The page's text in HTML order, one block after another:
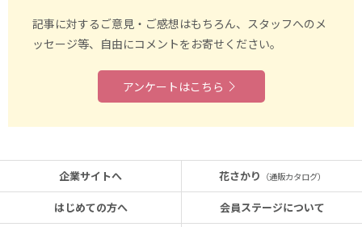
記事に対するご意見・ご感想はもちろん、スタッフへのメ
ッセージ等、自由にコメントをお寄せください。
アンケートはこちら
企業サイトへ
はじめての方へ
花さかり （通販カタログ）
会員ステージについて